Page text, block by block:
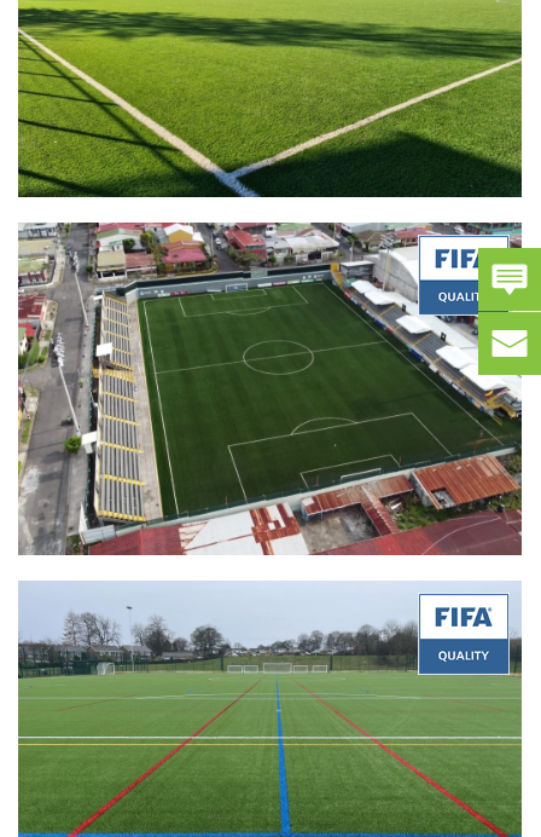
Quality:FIFA Quality Pro
Product:Energy C3N 60-B2
Certificate Date:06/20/2022
Quality:
FIFA Quality
Product:
Superb 55-16
Certificate Date:05/16/2022
Quality: FIFA Quality